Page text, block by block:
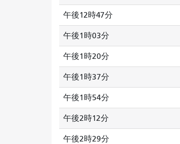
午後12時47分
午後1時03分
午後1時20分
午後1時37分
午後1時54分
午後2時12分
午後2時29分